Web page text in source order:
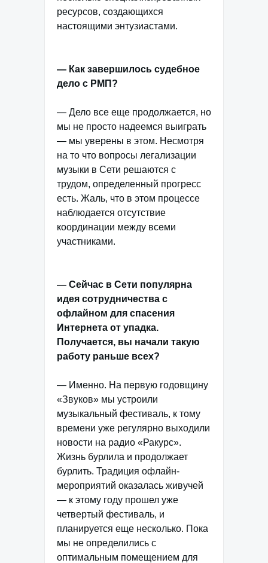
ресурсов, создающихся
настоящими энтузиастами.
— Как завершилось судебное
дело с РМП?
— Дело все еще продолжается, но
мы не просто надеемся выиграть
— мы уверены в этом. Несмотря
на то что вопросы легализации
музыки в Сети решаются с
трудом, определенный прогресс
есть. Жаль, что в этом процессе
наблюдается отсутствие
координации между всеми
участниками.
— Сейчас в Сети популярна
идея сотрудничества с
офлайном для спасения
Интернета от упадка.
Получается, вы начали такую
работу раньше всех?
— Именно. На первую годовщину
«Звуков» мы устроили
музыкальный фестиваль, к тому
времени уже регулярно выходили
новости на радио «Ракурс».
Жизнь бурлила и продолжает
бурлить. Традиция офлайн-
мероприятий оказалась живучей
— к этому году прошел уже
четвертый фестиваль, и
планируется еще несколько. Пока
мы не определились с
оптимальным помещением для